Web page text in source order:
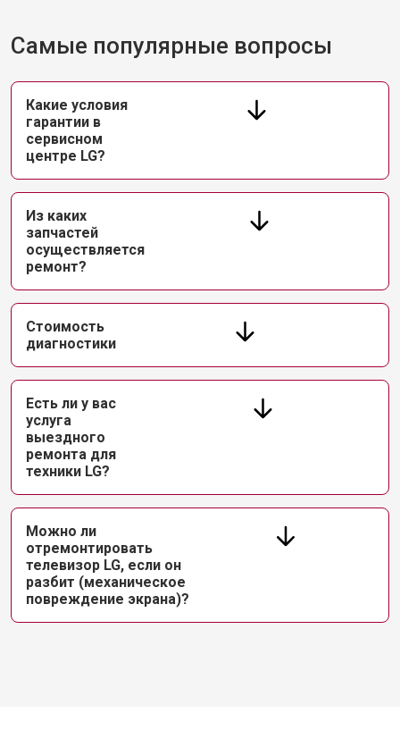
Самые популярные вопросы
Какие условия
гарантии в
сервисном
центре LG?
Из каких
запчастей
осуществляется
ремонт?
Стоимость
диагностики
Есть ли у вас
услуга
выездного
ремонта для
техники LG?
Можно ли
отремонтировать
телевизор LG, если он
разбит (механическое
повреждение экрана)?